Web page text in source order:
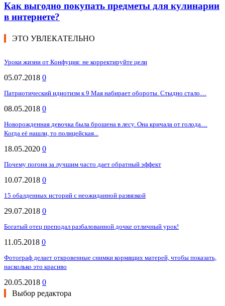
Как выгодно покупать предметы для кулинарии
в интернете?
ЭТО УВЛЕКАТЕЛЬНО
Уроки жизни от Конфуция: не корректируйте цели
05.07.2018 0
Патриотический идиотизм к 9 Мая набирает обороты. Стыдно стало…
08.05.2018 0
Новорожденная девочка была брошена в лесу. Она кричала от голода…
Когда её нашли, то полицейская...
18.05.2020 0
Почему погоня за лучшим часто дает обратный эффект
10.07.2018 0
15 обалденных историй с неожиданной развязкой
29.07.2018 0
Богатый отец преподал разбалованной дочке отличный урок!
11.05.2018 0
Фотограф делает откровенные снимки кормящих матерей, чтобы показать,
насколько это красиво
20.05.2018 0
Выбор редактора